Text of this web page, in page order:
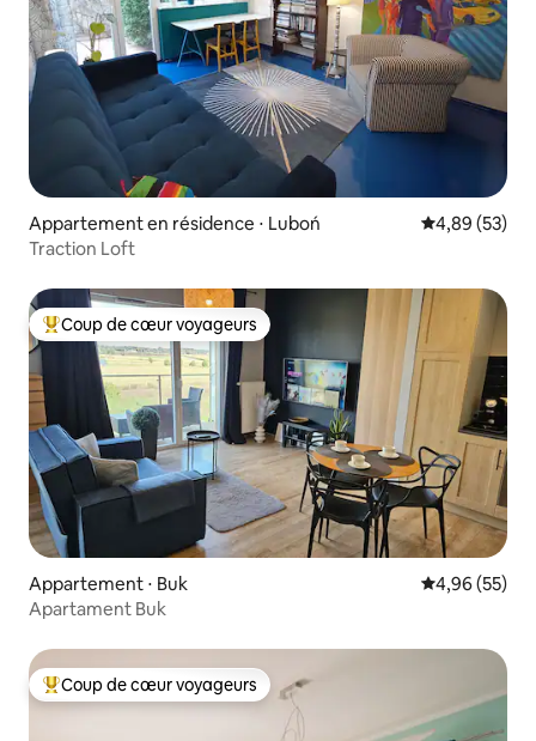
Appartement en résidence ⋅ Luboń Évaluation
4,89 (53)
Traction Loft
Coups de cœur voyageurs les plus appréciés
Coup de cœur voyageurs
Appartement ⋅ Buk Évaluation
4,96 (55)
Apartament Buk
Coups de cœur voyageurs les plus appréciés
Coup de cœur voyageurs